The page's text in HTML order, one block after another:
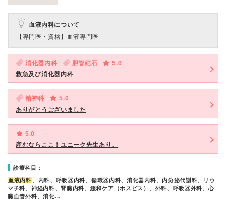
血液内科について
【専門医・資格】 血液専門医
消化器内科 胆管結石
5.0
救急及び消化器内科
精神科
5.0
ありがとうございました
5.0
産むならここ！ユニーク先生あり。
診療科目：
血液内科 、内科、呼吸器内科、循環器内科、消化器内科、内分泌代謝科、リウ
マチ科、神経内科、腎臓内科、緩和ケア（ホスピス）、外科、呼吸器外科、心
臓血管外科、消化…